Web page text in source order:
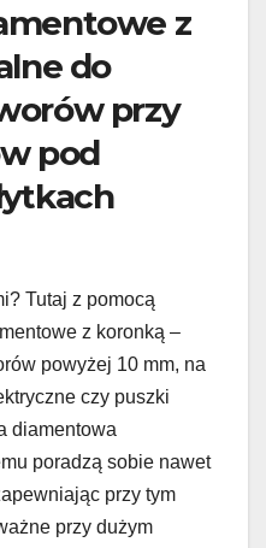
z
do
przy
pod
Tutaj z pomocą
z koronką –
powyżej 10 mm, na
czy puszki
diamentowa
poradzą sobie nawet
przy tym
przy dużym